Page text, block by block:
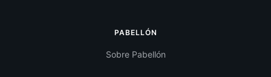
PABELLÓN
Sobre Pabellón